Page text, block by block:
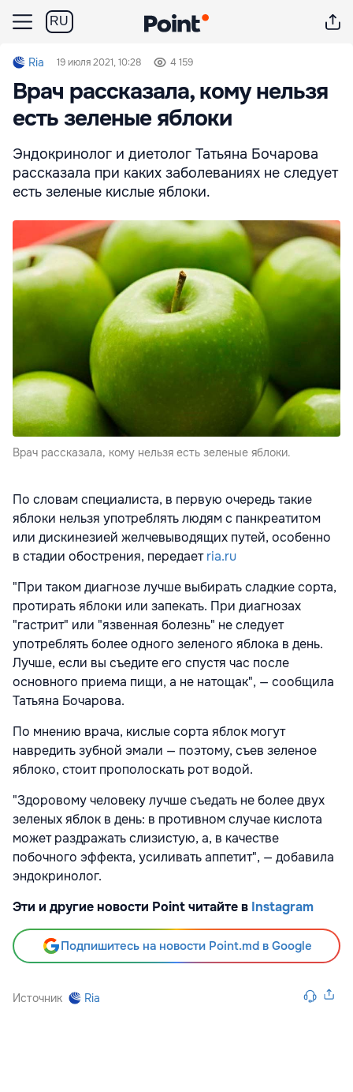
RU
Ria 19 июля 2021, 10:28 4 159
Врач рассказала, кому нельзя
есть зеленые яблоки
Эндокринолог и диетолог Татьяна Бочарова
рассказала при каких заболеваниях не следует
есть зеленые кислые яблоки.
Врач рассказала, кому нельзя есть зеленые яблоки.
По словам специалиста, в первую очередь такие
яблоки нельзя употреблять людям с панкреатитом
или дискинезией желчевыводящих путей, особенно
в стадии обострения, передаетria.ru
"При таком диагнозе лучше выбирать сладкие сорта,
протирать яблоки или запекать. При диагнозах
"гастрит" или "язвенная болезнь" не следует
употреблять более одного зеленого яблока в день.
Лучше, если вы съедите его спустя час после
основного приема пищи, а не натощак", — сообщила
Татьяна Бочарова.
По мнению врача, кислые сорта яблок могут
навредить зубной эмали — поэтому, съев зеленое
яблоко, стоит прополоскать рот водой.
"Здоровому человеку лучше съедать не более двух
зеленых яблок в день: в противном случае кислота
может раздражать слизистую, а, в качестве
побочного эффекта, усиливать аппетит", — добавила
эндокринолог.
Эти и другие новости Point читайте в Instagram
Подпишитесь на новости Point.md в Google
Источник Ria